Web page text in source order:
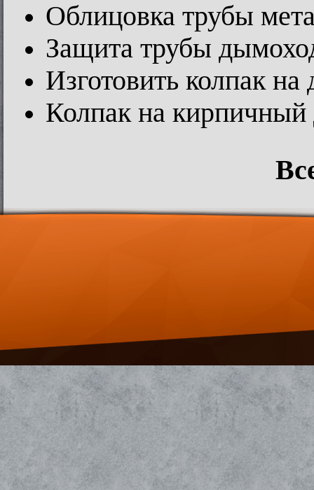
Облицовка трубы
Защита трубы
Изготовить колпак
Колпак на